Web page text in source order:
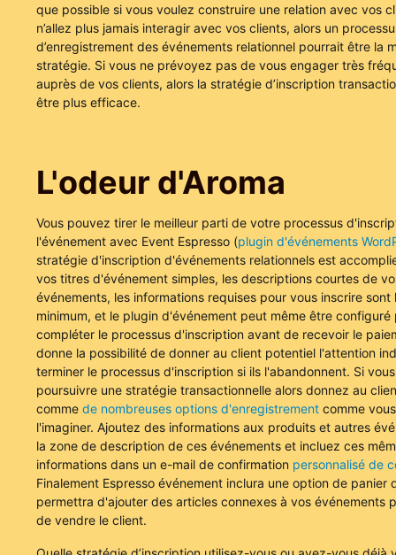
que possible si vous voulez construire une relation avec vos
n’allez plus jamais interagir avec vos clients, alors un
d’enregistrement des événements relationnel pourrait être la
stratégie. Si vous ne prévoyez pas de vous engager très
auprès de vos clients, alors la stratégie d’inscription
être plus efficace.
L'odeur d'Aroma
Vous pouvez tirer le meilleur parti de votre processus
l'événement avec Event Espresso (plugin d'événements
stratégie d'inscription d'événements relationnels est
vos titres d'événement simples, les descriptions courtes de
événements, les informations requises pour vous inscrire sont
minimum, et le plugin d'événement peut même être configuré
compléter le processus d'inscription avant de recevoir le
donne la possibilité de donner au client potentiel l'attention
terminer le processus d'inscription si ils l'abandonnent. Si
poursuivre une stratégie transactionnelle alors donnez au
comme de nombreuses options d'enregistrementcomme
l'imaginer. Ajoutez des informations aux produits et autres
la zone de description de ces événements et incluez ces
informations dans un e-mail de confirmation personnalisé de
Finalement Espresso événement inclura une option de panier
permettra d'ajouter des articles connexes à vos événements
de vendre le client.